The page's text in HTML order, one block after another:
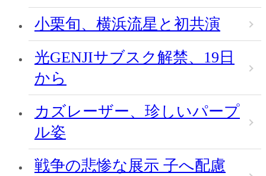
小栗旬、横浜流星と初共演
光GENJIサブスク解禁、19日
から
カズレーザー、珍しいパープ
ル姿
戦争の悲惨な展示 子へ配慮